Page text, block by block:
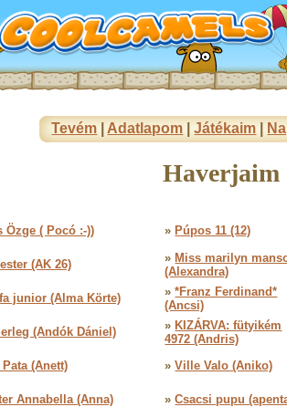
Tevém Adatlapom |Játékaim
Haverjaim
Özge ( Pocó :-)) » Púpos 11 (12)
(AK 26) » Miss marilyn
(Alexandra)
junior (Alma Körte) »*Franz Ferdinand*
(Ancsi)
(Andók Dániel) » KIZÁRVA: fütyikém
4972 (Andris)
Pata (Anett) »Ville Valo (Aniko)
Annabella (Anna) »Csacsi pupu